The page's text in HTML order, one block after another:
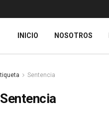
INICIO NOSOTROS
Sentencia
Sentencia